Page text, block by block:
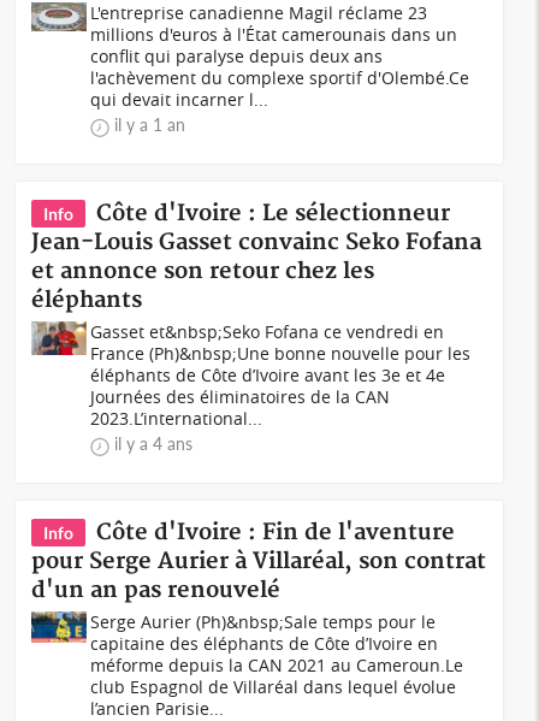
L'entreprise canadienne Magil réclame 23
millions d'euros à l'État camerounais dans un
conflit qui paralyse depuis deux ans
l'achèvement du complexe sportif d'Olembé.Ce
qui devait incarner l...
il y a 1 an
Info
Côte d'Ivoire : Le sélectionneur
Jean-Louis Gasset convainc Seko Fofana
et annonce son retour chez les
éléphants
Gasset et&nbsp;Seko Fofana ce vendredi en
France (Ph)&nbsp;Une bonne nouvelle pour les
éléphants de Côte d’Ivoire avant les 3e et 4e
Journées des éliminatoires de la CAN
2023.L’international...
il y a 4 ans
Info
Côte d'Ivoire : Fin de l'aventure
pour Serge Aurier à Villaréal, son contrat
d'un an pas renouvelé
Serge Aurier (Ph)&nbsp;Sale temps pour le
capitaine des éléphants de Côte d’Ivoire en
méforme depuis la CAN 2021 au Cameroun.Le
club Espagnol de Villaréal dans lequel évolue
l’ancien Parisie...